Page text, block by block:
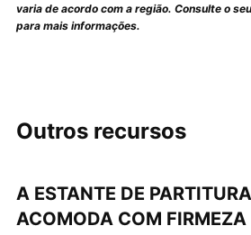
varia de acordo com a região. Consulte o
para mais informações.
Outros recursos
A ESTANTE DE
ACOMODA COM FIRMEZA